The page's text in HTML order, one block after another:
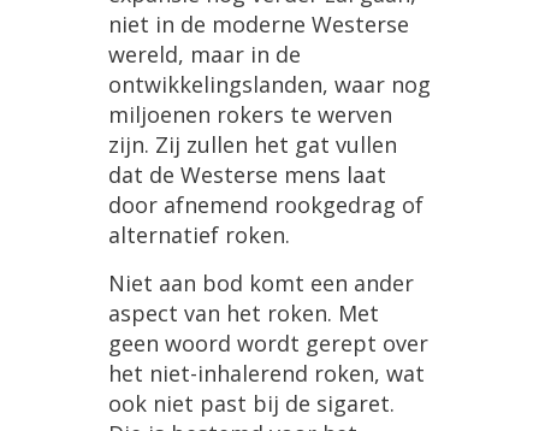
niet in de moderne Westerse
wereld, maar in de
ontwikkelingslanden, waar nog
miljoenen rokers te werven
zijn. Zij zullen het gat vullen
dat de Westerse mens laat
door afnemend rookgedrag of
alternatief roken.
Niet aan bod komt een ander
aspect van het roken. Met
geen woord wordt gerept over
het niet-inhalerend roken, wat
ook niet past bij de sigaret.